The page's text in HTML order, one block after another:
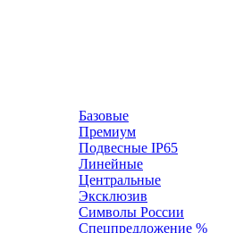
Базовые
Премиум
Подвесные IP65
Линейные
Центральные
Эксклюзив
Символы России
Спецпредложение %